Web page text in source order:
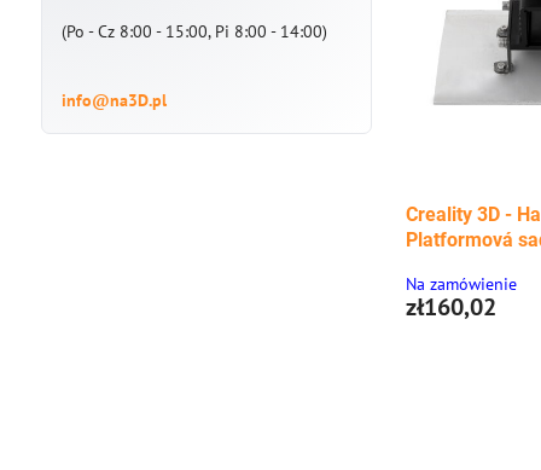
Creality 3D -
Platformová
Na zamówienie
zł160,02
(Po - Cz 8:00 - 15:00, Pi 8:00 - 14:00)
info@na3D.pl